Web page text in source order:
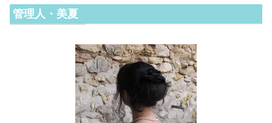
管理人・美夏